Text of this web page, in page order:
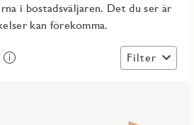
i bostadsväljaren. Det du ser är
kan förekomma.
Filter